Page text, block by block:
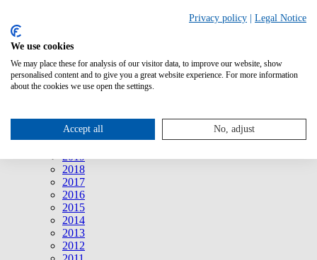
Mitteilungen
2026
2025
2024
2022
2021
2020
2019
2018
2017
2016
2015
2014
2013
2012
Privacy policy Legal Notice
We use cookies
We may place these for analysis of our visitor data, to improve our website, show
personalised content and to give you a great website experience. For more information
about the cookies we use open the settings.
Accept all No, adjust